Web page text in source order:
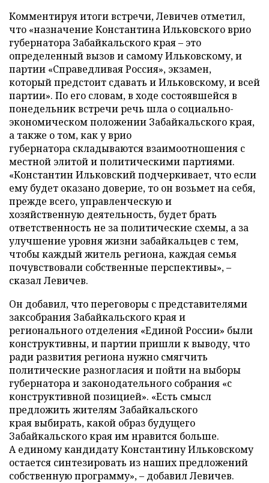
Комментируя итоги встречи, Левичев отметил,
что «назначение Константина Ильковского врио
губернатора Забайкальского края– это
определенный вызов и самому Ильковскому, и
партии «Справедливая Россия», экзамен,
который предстоит сдавать и Ильковскому, и всей
партии». По его словам, в ходе состоявшейся в
понедельник встречи речь шла о социально-
экономическом положении Забайкальского края,
а также о том, как у врио
губернатора складываются взаимоотношения с
местной элитой и политическими партиями.
«Константин Ильковский подчеркивает, что если
ему будет оказано доверие, то он возьмет на себя,
прежде всего, управленческую и
хозяйственную деятельность, будет брать
ответственность не за политические схемы, а за
улучшение уровня жизни забайкальцев с тем,
чтобы каждый житель региона, каждая семья
почувствовали собственные перспективы»,–
сказал Левичев.
Он добавил, что переговоры с представителями
заксобрания Забайкальского края и
регионального отделения «Единой России» были
конструктивны, и партии пришли к выводу, что
ради развития региона нужно смягчить
политические разногласия и пойти на выборы
губернатора и законодательного собрания «с
конструктивной позицией». «Есть смысл
предложить жителям Забайкальского
края выбирать, какой образ будущего
Забайкальского края им нравится больше.
А единому кандидату Константину Ильковскому
остается синтезировать из наших предложений
собственную программу»,– добавил Левичев.